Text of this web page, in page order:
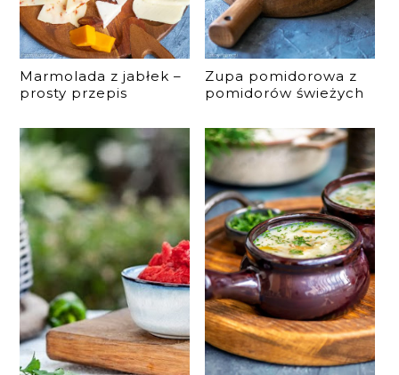
Marmolada z jabłek –
prosty przepis
Zupa pomidorowa z
pomidorów świeżych